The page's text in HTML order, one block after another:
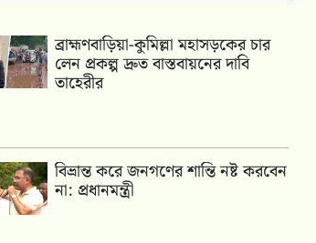
ব্রাহ্মণবাড়িয়া-কুমিল্লা মহাসড়কের চার
লেন প্রকল্প দ্রুত বাস্তবায়নের দাবি
তাহেরীর
বিভ্রান্ত করে জনগণের শান্তি নষ্ট করবেন
না: প্রধানমন্ত্রী